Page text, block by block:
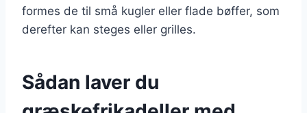
formes de til små kugler eller flade bøffer, som
derefter kan steges eller grilles.
Sådan laver du